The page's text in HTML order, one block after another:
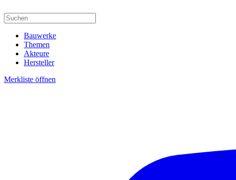
Bauwerke
Themen
Akteure
Hersteller
Merkliste öffnen